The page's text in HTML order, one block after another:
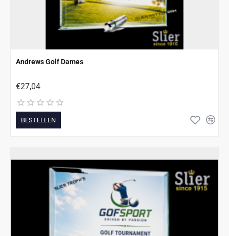
Andrews Golf Dames
€27,04
BESTELLEN